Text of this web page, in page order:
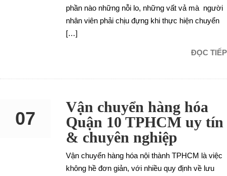
phần nào những nỗi lo, những vất vả mà người
nhân viên phải chịu đựng khi thực hiện chuyển
[…]
ĐỌC TIẾP
07
Vận chuyển hàng hóa
Quận 10 TPHCM uy tín
& chuyên nghiệp
Vận chuyển hàng hóa nội thành TPHCM là việc
không hề đơn giản, với nhiều quy định về lưu